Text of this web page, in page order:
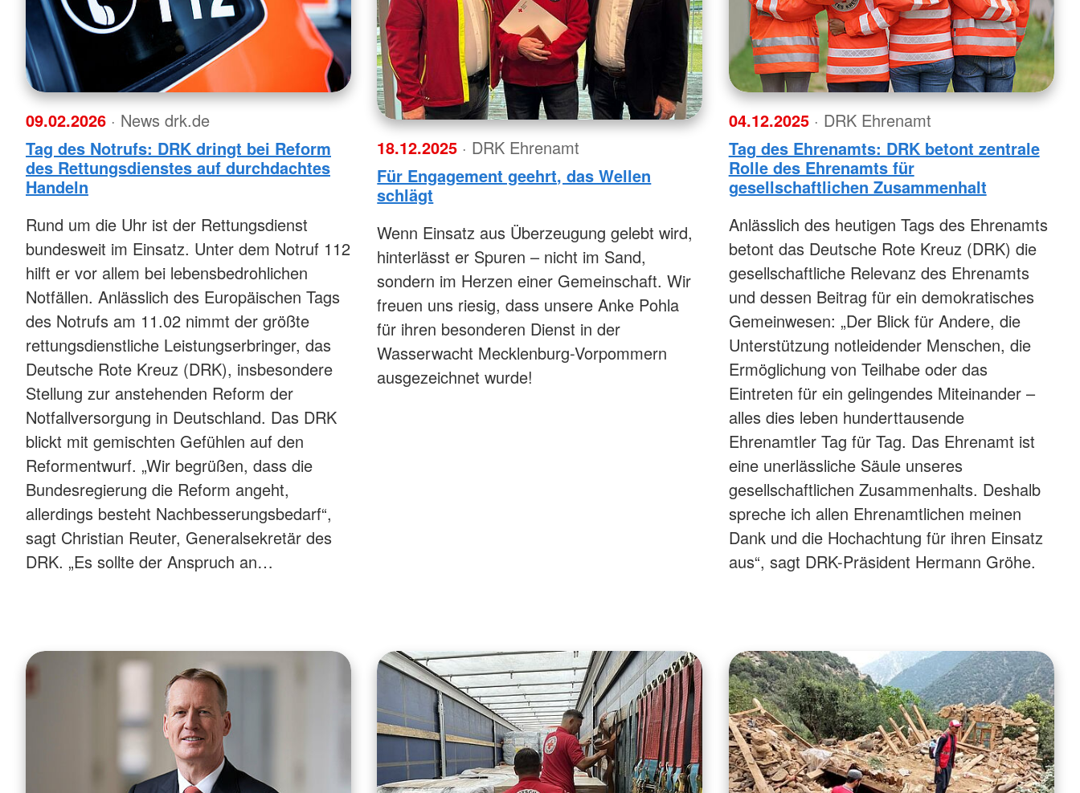
Transparenz DRK Parchim 2024
Kleidercontainerfinder
Kursfinder
weitere Adressen
Werte unserer Mitarbeiterführung
Hinweisgebersystem
interner Flohmarkt
Fahrdienst
Senioren- und Pflegeheime
Leben im Alter
Seniorenzentrum Sternberg
Pflegeheim Sternberg
Café der Gemütlichkeit
Seniorenbüros
Unsere Angebote für Senior:innen
Seniorenbüro Parchim
Jugendhilfeverbund
Kinder- und Jugendnotdienst
Erziehungsberatung
Tagesgruppen
Ambulante Hilfen zur Erziehung
Stationäre Hilfen zur Erziehung
Wir sind die Stationären!
Schulsozialarbeit
DRK Kita "Neddelrad Spatzen"
Banzkow
DRK Kita "Moosterzwerge"
Siggelkow
DRK Kita "Pfiffikus" Lübz
DRK Kita "Sternberger Kinnings"
Kita INFOS
Engagieren & Spenden
Bereitschaften
Ehrenamt
Besuchshunde
MTF – Medical Task Force
Freiwilligendienste
Wohlfahrt und Sozialarbeit
Charity Shop
Vermietung Villa Larisch
Vermietung Seminarraum
Erste Hilfe
Erste Hilfe Kurse
Erste Hilfe Online
Kleiner Lebensretter
Rotkreuzkurs Pflege (online)
Weitere (wichtige) Jobangebote
09.02.2026 · News drk.de
Tag des Notrufs: DRK dringt bei Reform
des Rettungsdienstes auf durchdachtes
Handeln
Rund um die Uhr ist der Rettungsdienst
bundesweit im Einsatz. Unter dem Notruf 112
hilft er vor allem bei lebensbedrohlichen
Notfällen. Anlässlich des Europäischen Tags
des Notrufs am 11.02 nimmt der größte
rettungsdienstliche Leistungserbringer, das
Deutsche Rote Kreuz (DRK), insbesondere
Stellung zur anstehenden Reform der
Notfallversorgung in Deutschland. Das DRK
blickt mit gemischten Gefühlen auf den
Reformentwurf. „Wir begrüßen, dass die
Bundesregierung die Reform angeht,
allerdings besteht Nachbesserungsbedarf“,
sagt Christian Reuter, Generalsekretär des
DRK. „Es sollte der Anspruch an…
18.12.2025 · DRK Ehrenamt
Für Engagement geehrt, das Wellen
schlägt
Wenn Einsatz aus Überzeugung gelebt wird,
hinterlässt er Spuren – nicht im Sand,
sondern im Herzen einer Gemeinschaft. Wir
freuen uns riesig, dass unsere Anke Pohla
für ihren besonderen Dienst in der
Wasserwacht Mecklenburg-Vorpommern
ausgezeichnet wurde!
04.12.2025 · DRK Ehrenamt
Tag des Ehrenamts: DRK betont zentrale
Rolle des Ehrenamts für
gesellschaftlichen Zusammenhalt
Anlässlich des heutigen Tags des Ehrenamts
betont das Deutsche Rote Kreuz (DRK) die
gesellschaftliche Relevanz des Ehrenamts
und dessen Beitrag für ein demokratisches
Gemeinwesen: „Der Blick für Andere, die
Unterstützung notleidender Menschen, die
Ermöglichung von Teilhabe oder das
Eintreten für ein gelingendes Miteinander –
alles dies leben hunderttausende
Ehrenamtler Tag für Tag. Das Ehrenamt ist
eine unerlässliche Säule unseres
gesellschaftlichen Zusammenhalts. Deshalb
spreche ich allen Ehrenamtlichen meinen
Dank und die Hochachtung für ihren Einsatz
aus“, sagt DRK-Präsident Hermann Gröhe.